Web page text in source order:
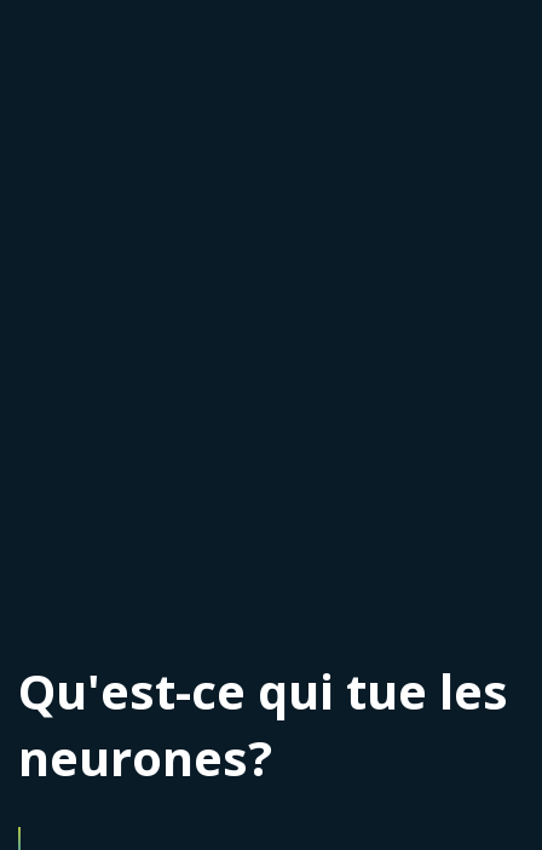
Qu'est-ce qui tue les
neurones?